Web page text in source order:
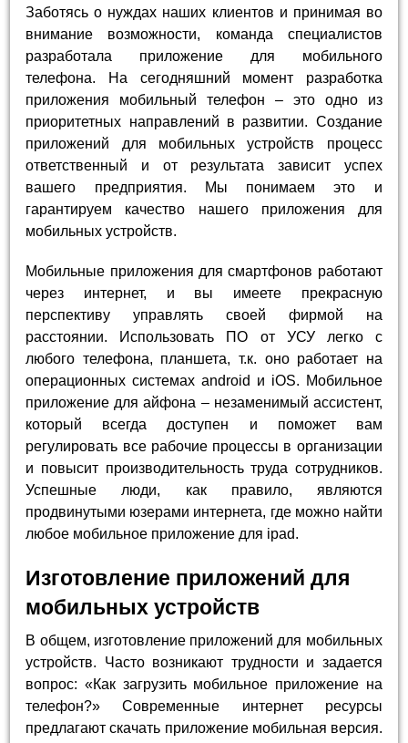
Заботясь о нуждах наших клиентов и принимая во
внимание возможности, команда специалистов
разработала приложение для мобильного
телефона. На сегодняшний момент разработка
приложения мобильный телефон – это одно из
приоритетных направлений в развитии. Создание
приложений для мобильных устройств процесс
ответственный и от результата зависит успех
вашего предприятия. Мы понимаем это и
гарантируем качество нашего приложения для
мобильных устройств.
Мобильные приложения для смартфонов работают
через интернет, и вы имеете прекрасную
перспективу управлять своей фирмой на
расстоянии. Использовать ПО от УСУ легко с
любого телефона, планшета, т.к. оно работает на
операционных системах android и iOS. Мобильное
приложение для айфона – незаменимый ассистент,
который всегда доступен и поможет вам
регулировать все рабочие процессы в организации
и повысит производительность труда сотрудников.
Успешные люди, как правило, являются
продвинутыми юзерами интернета, где можно найти
любое мобильное приложение для ipad.
Изготовление приложений для
мобильных устройств
В общем, изготовление приложений для мобильных
устройств. Часто возникают трудности и задается
вопрос: «Как загрузить мобильное приложение на
телефон?» Современные интернет ресурсы
предлагают скачать приложение мобильная версия.